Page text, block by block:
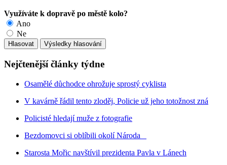
Využíváte k dopravě po městě kolo?
Ano
Ne
Nejčtenější články týdne
Osamělé důchodce ohrožuje sprostý cyklista
V kavárně řádil tento zloděj, Policie už jeho totožnost zná
Policisté hledají muže z fotografie
Bezdomovci si oblíbili okolí Národa
Starosta Mořic navštívil prezidenta Pavla v Lánech